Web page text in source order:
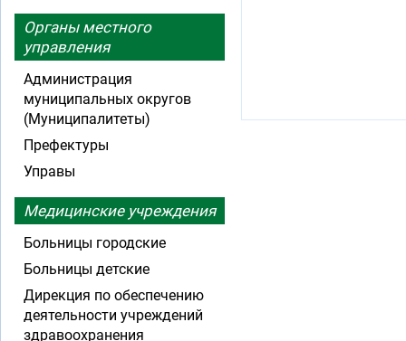
Органы местного
управления
Администрация
муниципальных округов
(Муниципалитеты)
Префектуры
Управы
Медицинские учреждения
Больницы городские
Больницы детские
Дирекция по обеспечению
деятельности учреждений
здравоохранения